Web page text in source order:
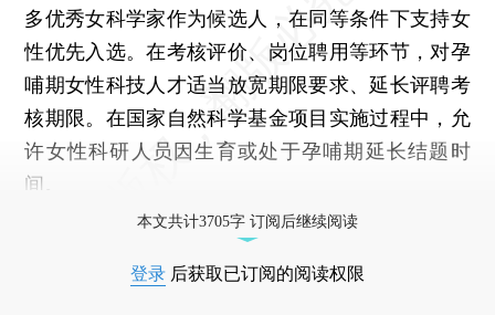
多优秀女科学家作为候选人，在同等条件下支持女
性优先入选。在考核评价、岗位聘用等环节，对孕
哺期女性科技人才适当放宽期限要求、延长评聘考
核期限。在国家自然科学基金项目实施过程中，允
许女性科研人员因生育或处于孕哺期延长结题时
间。
本文共计3705字 订阅后继续阅读
登录 后获取已订阅的阅读权限